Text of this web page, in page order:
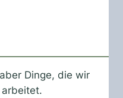
Dinge, die wir